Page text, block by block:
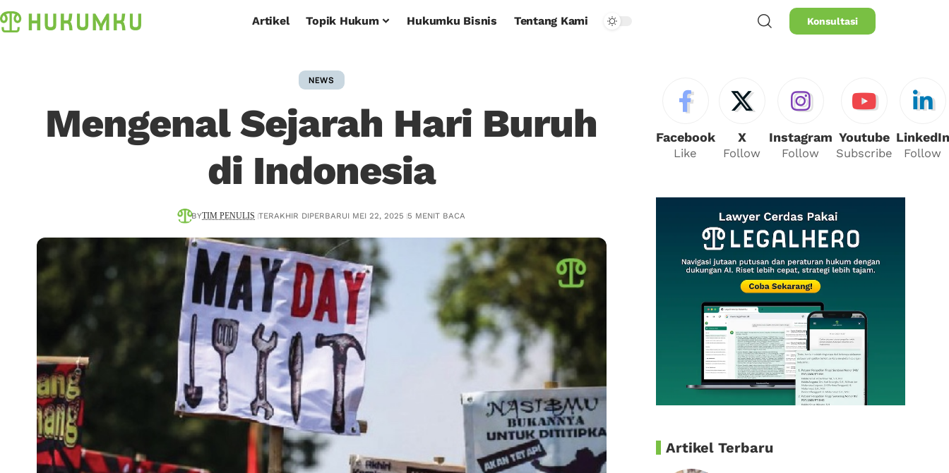
Artikel Topik Hukum Hukumku Bisnis Tentang Kami Konsultasi
NEWS
Mengenal Sejarah Hari Buruh
di Indonesia
BYTIM PENULIS TERAKHIR DIPERBARUI MEI 22, 2025 5 MENIT BACA
Facebook
Like
X
Follow
Instagram
Follow
Youtube
Subscribe
LinkedIn
Follow
Artikel Terbaru